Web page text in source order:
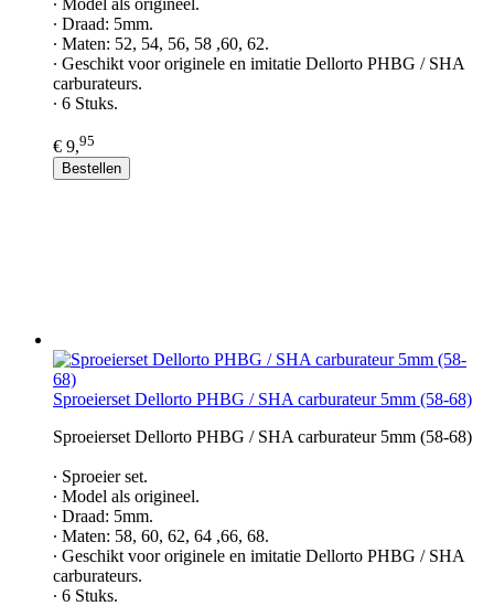
∙ Model als origineel.
∙ Draad: 5mm.
∙ Maten: 52, 54, 56, 58 ,60, 62.
∙ Geschikt voor originele en imitatie Dellorto PHBG / SHA
carburateurs.
∙ 6 Stuks.
€ 9,95
Bestellen
Sproeierset Dellorto PHBG / SHA carburateur 5mm (58-68)
Sproeierset Dellorto PHBG / SHA carburateur 5mm (58-68)
∙ Sproeier set.
∙ Model als origineel.
∙ Draad: 5mm.
∙ Maten: 58, 60, 62, 64 ,66, 68.
∙ Geschikt voor originele en imitatie Dellorto PHBG / SHA
carburateurs.
∙ 6 Stuks.